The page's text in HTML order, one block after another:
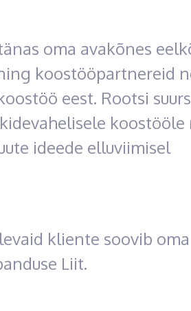
oma avakõnes
koostööpartnereid
eest. Rootsi
koostööle
ideede elluviimisel
kliente soovib oma
Liit.